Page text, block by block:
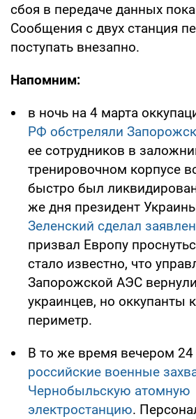
сбоя в передаче данных
Сообщения с двух станция
поступать внезапно.
Напомним:
в ночь на 4 марта
РФ обстреляли
ее сотрудников в
тренировочном корпусе
быстро был
же дня президент
Зеленский сделал
призвал Европу
стало известно, что
Запорожской АЭС
украинцев, но оккупанты
периметр.
В то же время вечером
российские военные
Чернобыльскую атомную
электростанцию.